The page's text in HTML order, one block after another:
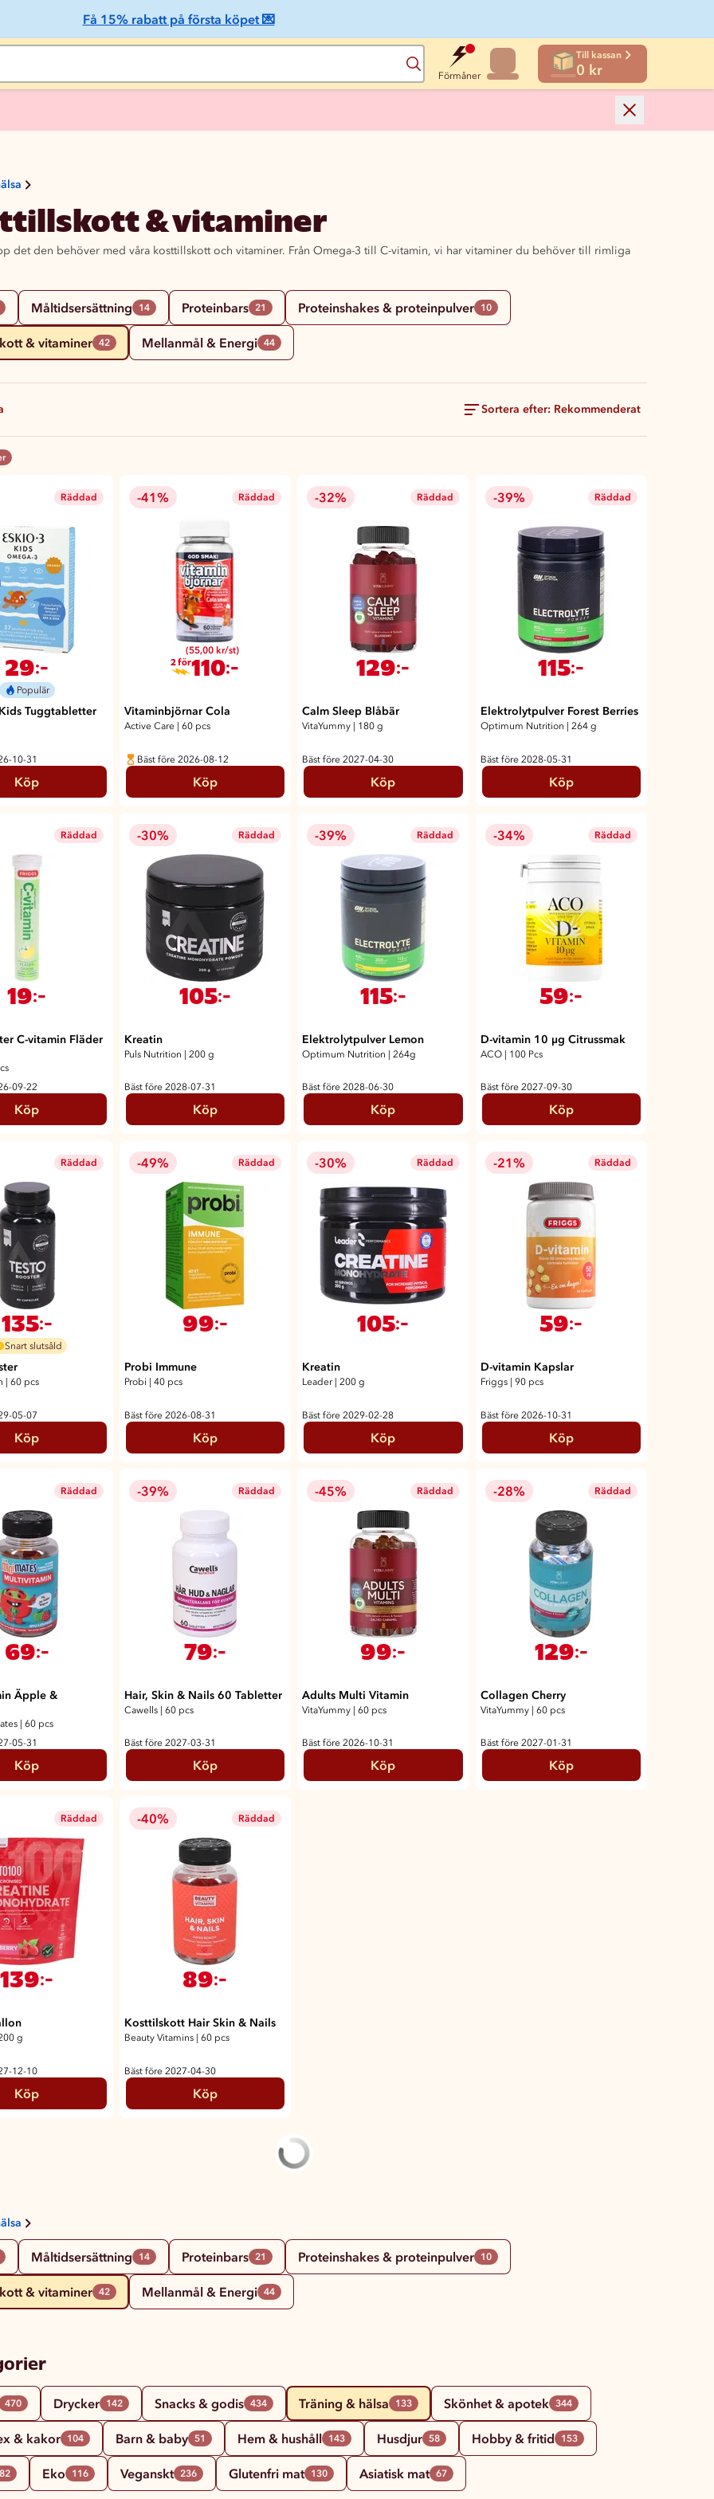
Få 15% rabatt på första köpet 💌
Sök
Förmåner
Till kassan
0 kr
& vitaminer
det den behöver med våra kosttillskott och vitaminer. Från Omega-3 till C-vitamin, vi har vitaminer du behöver till rimliga
Måltidsersättning 14 Proteinbars 21 Proteinshakes & proteinpulver 10
& vitaminer 42 Mellanmål & Energi 44
Sortera efter: Rekommenderat
Räddad
29:-
Populär
Tuggtabletter
10-31
Köp
-41% Räddad
(55,00 kr/st)
2 för110:-
Vitaminbjörnar Cola
Active Care 60 pcs
Bäst före 2026-08-12
Köp
-32% Räddad
129:-
Calm Sleep Blåbär
VitaYummy 180 g
Bäst före 2027-04-30
Köp
-39% Räddad
115:-
Elektrolytpulver Forest Berries
Optimum Nutrition 264 g
Bäst före 2028-05-31
Köp
Räddad
19:-
C-vitamin Fläder
09-22
Köp
-30% Räddad
105:-
Kreatin
Puls Nutrition | 200 g
Bäst före 2028-07-31
Köp
-39% Räddad
115:-
Elektrolytpulver Lemon
Optimum Nutrition | 264g
Bäst före 2028-06-30
Köp
-34% Räddad
59:-
D-vitamin 10 µg Citrussmak
ACO | 100 Pcs
Bäst före 2027-09-30
Köp
Räddad
135:-
Snart slutsåld
60 pcs
05-07
Köp
-49% Räddad
99:-
Probi Immune
Probi 40 pcs
Bäst före 2026-08-31
Köp
-30% Räddad
105:-
Kreatin
Leader 200 g
Bäst före 2029-02-28
Köp
-21% Räddad
59:-
D-vitamin Kapslar
Friggs 90 pcs
Bäst före 2026-10-31
Köp
Räddad
69:-
Äpple &
| 60 pcs
05-31
Köp
-39% Räddad
79:-
Hair, Skin & Nails 60 Tabletter
Cawells | 60 pcs
Bäst före 2027-03-31
Köp
-45% Räddad
99:-
Adults Multi Vitamin
VitaYummy | 60 pcs
Bäst före 2026-10-31
Köp
-28% Räddad
129:-
Collagen Cherry
VitaYummy | 60 pcs
Bäst före 2027-01-31
Köp
Räddad
139:-
g
12-10
Köp
-40% Räddad
89:-
Kosttilskott Hair Skin & Nails
Beauty Vitamins 60 pcs
Bäst före 2027-04-30
Köp
Måltidsersättning 14 Proteinbars 21 Proteinshakes & proteinpulver 10
& vitaminer 42 Mellanmål & Energi 44
470 Drycker 142 Snacks & godis 434 Träning & hälsa 133 Skönhet & apotek 344
& kakor 104 Barn & baby 51 Hem & hushåll 143 Husdjur 58 Hobby & fritid 153
82 Eko 116 Veganskt 236 Glutenfri mat 130 Asiatisk mat 67